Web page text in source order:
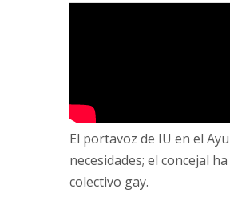
El portavoz de IU en el
necesidades; el concejal
colectivo gay.